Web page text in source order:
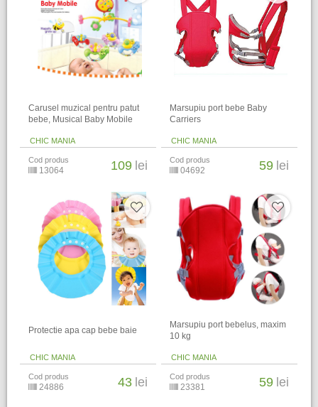
Carusel muzical pentru patut
bebe, Musical Baby Mobile
CHIC MANIA
Cod produs
13064 109 lei
Marsupiu port bebe Baby
Carriers
CHIC MANIA
Cod produs
04692 59 lei
Protectie apa cap bebe baie
CHIC MANIA
Cod produs
24886 43 lei
Marsupiu port bebelus, maxim
10 kg
CHIC MANIA
Cod produs
23381 59 lei